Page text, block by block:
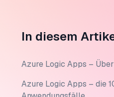
Gesundheitswesen
In diesem
Azure Logic Apps –
Azure Logic Apps – die